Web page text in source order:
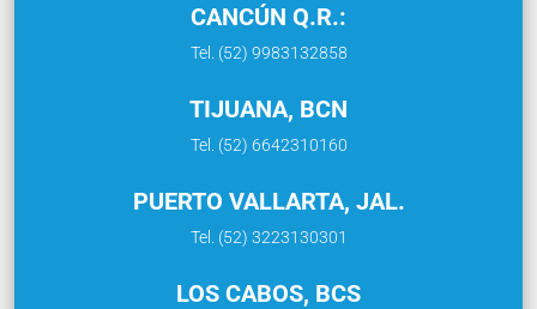
CANCÚN Q.R.:
Tel. (52) 9983132858
TIJUANA, BCN
Tel. (52) 6642310160
PUERTO VALLARTA, JAL.
Tel. (52) 3223130301
LOS CABOS, BCS